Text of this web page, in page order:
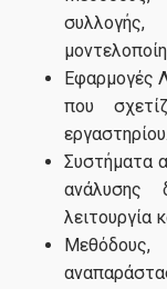
Εφαρμογές
που
εργαστηρίου.
Συστήματα
ανάλυσης
λειτουργία